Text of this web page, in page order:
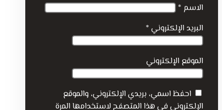
الاسم *
البريد الإلكتروني *
الموقع الإلكتروني
احفظ اسمي، بريدي الإلكتروني، والموقع
الإلكتروني في هذا المتصفح لاستخدامها المرة